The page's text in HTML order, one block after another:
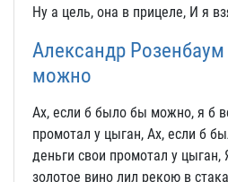
Ну а цель, она в прицеле, И я
Александр
можно
Ах, если б было бы можно, я б
промотал у цыган, Ах, если б
деньги свои промотал у цыган,
золотое вино лил рекою в